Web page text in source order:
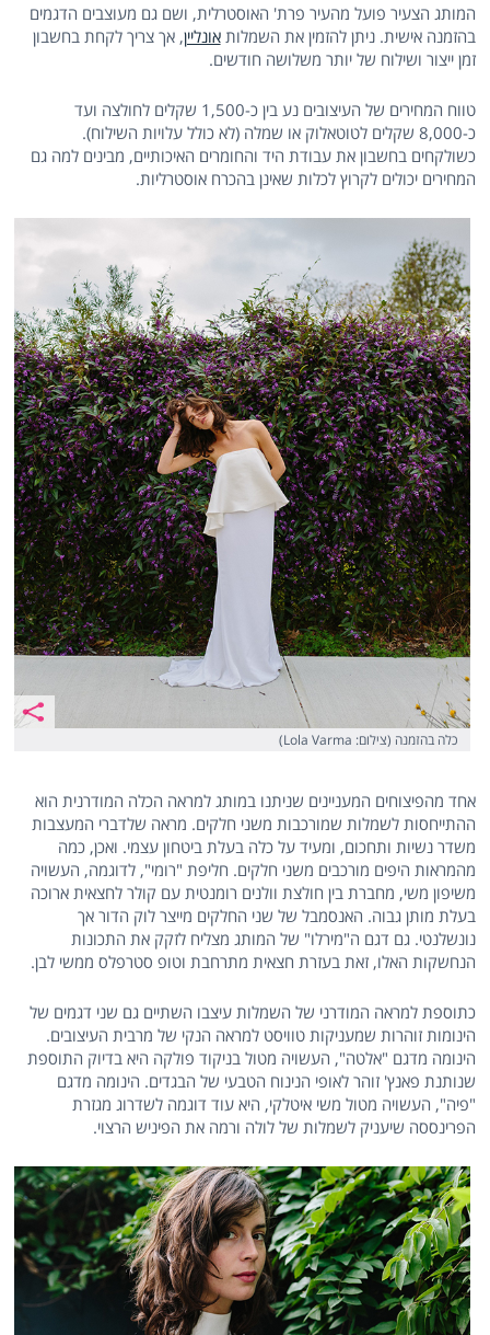
המותג הצעיר פועל מהעיר פרת' האוסטרלית, ושם גם מעוצבים הדגמים
בהזמנה אישית. ניתן להזמין את השמלותאונליין, אך צריך לקחת בחשבון
זמן ייצור ושילוח של יותר משלושה חודשים.
טווח המחירים של העיצובים נע בין כ-1,500 שקלים לחולצה ועד
כ-8,000 שקלים לטוטאלוק או שמלה (לא כולל עלויות השילוח).
כשולקחים בחשבון את עבודת היד והחומרים האיכותיים, מבינים למה גם
המחירים יכולים לקרוץ לכלות שאינן בהכרח אוסטרליות.
כלה בהזמנה (צילום: Lola Varma)
אחד מהפיצוחים המעניינים שניתנו במותג למראה הכלה המודרנית הוא
ההתייחסות לשמלות שמורכבות משני חלקים. מראה שלדברי המעצבות
משדר נשיות ותחכום, ומעיד על כלה בעלת ביטחון עצמי. ואכן, כמה
מהמראות היפים מורכבים משני חלקים. חליפת "רומי", לדוגמה, העשויה
משיפון משי, מחברת בין חולצת וולנים רומנטית עם קולר לחצאית ארוכה
בעלת מותן גבוה. האנסמבל של שני החלקים מייצר לוק הדור אך
נונשלנטי. גם דגם ה"מירלו" של המותג מצליח לזקק את התכונות
הנחשקות האלו, זאת בעזרת חצאית מתרחבת וטופ סטרפלס ממשי לבן.
כתוספת למראה המודרני של השמלות עיצבו השתיים גם שני דגמים של
הינומות זוהרות שמעניקות טוויסט למראה הנקי של מרבית העיצובים.
הינומה מדגם "אלטה", העשויה מטול בניקוד פולקה היא בדיוק התוספת
שנותנת פאנץ' זוהר לאופי הנינוח הטבעי של הבגדים. הינומה מדגם
"פיה", העשויה מטול משי איטלקי, היא עוד דוגמה לשדרוג מגזרת
הפרינססה שיעניק לשמלות של לולה ורמה את הפיניש הרצוי.